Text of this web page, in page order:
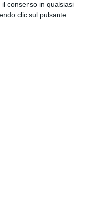
consenso in qualsiasi
clic sul pulsante
È un modo di
ricordiamo chi ha
Il nostro compito è